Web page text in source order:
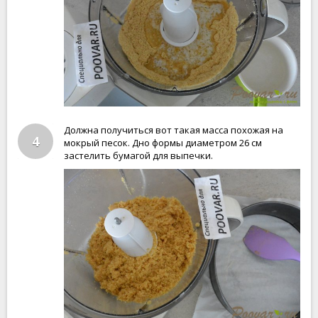
4
Должна получиться вот такая масса похожая на
мокрый песок. Дно формы диаметром 26 см
застелить бумагой для выпечки.